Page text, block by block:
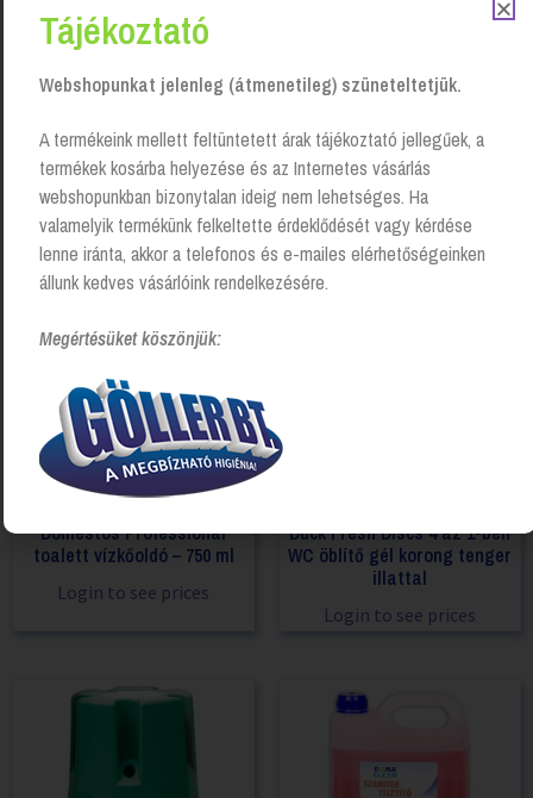
Bref Duo Aktiv Wc frissítő gél
utántöltő – 2 x 50 ml
Login to see prices
Cillit Bang Power Cleaner WC
tisztító – citrus, 750 ml
Login to see prices
Domestos Professional
toalett vízkőoldó – 750 ml
Login to see prices
Duck Fresh Discs 4 az 1-ben
WC öblítő gél korong tenger
illattal
Login to see prices
Tájékoztató
Webshopunkat jelenleg (átmenetileg) szüneteltetjük.
A termékeink mellett feltüntetett árak tájékoztató jellegűek, a
termékek kosárba helyezése és az Internetes vásárlás
webshopunkban bizonytalan ideig nem lehetséges. Ha
valamelyik termékünk felkeltette érdeklődését vagy kérdése
lenne iránta, akkor a telefonos és e-mailes elérhetőségeinken
állunk kedves vásárlóink rendelkezésére.
Megértésüket köszönjük: